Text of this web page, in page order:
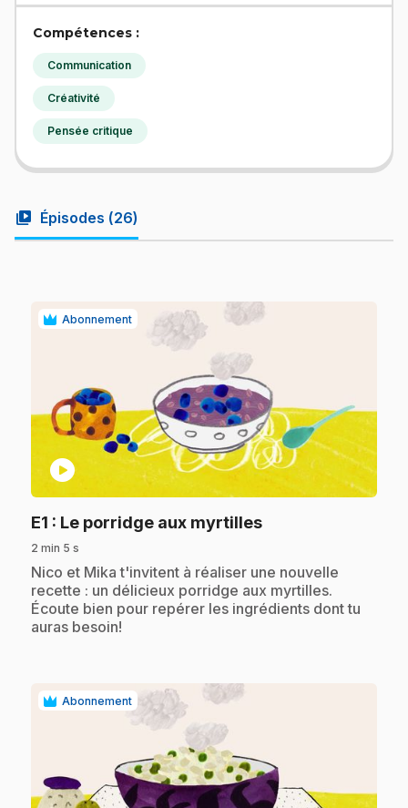
Compétences :
Communication
Créativité
Pensée critique
video_library Épisodes (26)
Abonnement
play_circle
E1 : Le porridge aux myrtilles.
2 min 5 s
.Nico et Mika t'invitent à réaliser une nouvelle
recette : un délicieux porridge aux myrtilles.
Écoute bien pour repérer les ingrédients dont tu
auras besoin!
Abonnement